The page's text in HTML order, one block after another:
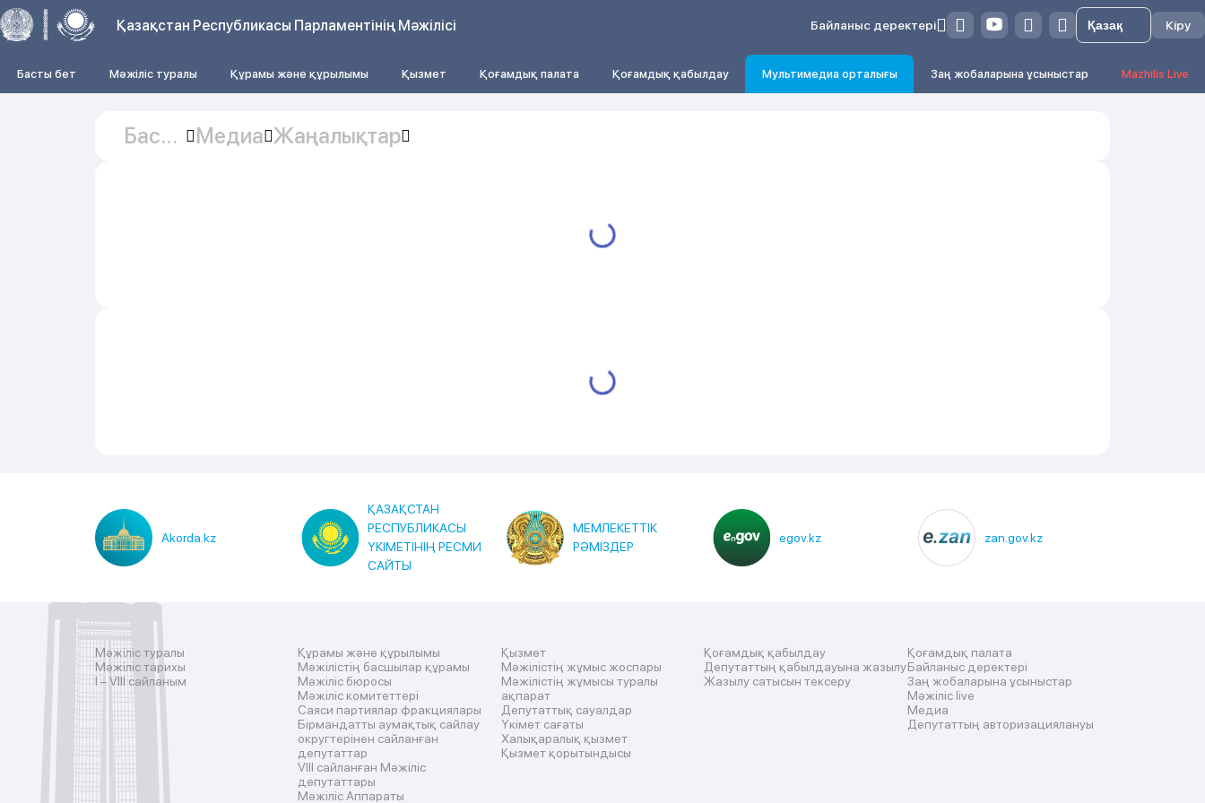
Қазақстан Республикасы Парламентінің Мәжілісі Байланыс деректері Кіру
Басты бет Мәжіліс туралы Құрамы және құрылымы Қызмет Қоғамдық палата Қоғамдық қабылдау Мультимедиа орталығы Заң жобаларына ұсыныстар Mazhilis Live
Басты
Медиа Жаңалықтар
Akorda.kz
ҚАЗАҚСТАН
РЕСПУБЛИКАСЫ
ҮКІМЕТІНІҢ РЕСМИ
САЙТЫ
МЕМЛЕКЕТТІК
РӘМІЗДЕР
egov.kz zan.gov.kz
Мәжіліс туралы
Мәжіліс тарихы
I – VIII сайланым
Құрамы және құрылымы
Мәжілістің басшылар құрамы
Мәжіліс бюросы
Мәжіліс комитеттері
Саяси партиялар фракциялары
Бірмандатты аумақтық сайлау
округтерінен сайланған
депутаттар
VIII сайланған Мәжіліс
депутаттары
Мәжіліс Аппараты
Қызмет
Мәжілістің жұмыс жоспары
Мәжілістің жұмысы туралы
ақпарат
Депутаттық сауалдар
Үкімет сағаты
Халықаралық қызмет
Қызмет қорытындысы
Қоғамдық қабылдау
Депутаттың қабылдауына жазылу
Жазылу сатысын тексеру
Қоғамдық палата
Байланыс деректері
Заң жобаларына ұсыныстар
Мәжіліс live
Медиа
Депутаттың авторизациялануы